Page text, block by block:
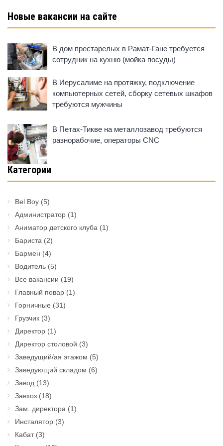
Новые вакансии на сайте
В дом престарелых в Рамат-Гане требуется
сотрудник на кухню (мойка посуды)
В Иерусалиме на протяжку, подключение
компьютерных сетей, сборку сетевых шкафов
требуются мужчины
В Петах-Тикве на металлозавод требуются
разнорабочие, операторы CNC
Категории
Bel Boy (5)
Администратор (1)
Аниматор детского клуба (1)
Бариста (2)
Бармен (4)
Водитель (5)
Все вакансии (19)
Главный повар (1)
Горничные (31)
Грузчик (3)
Директор (1)
Директор столовой (3)
Заведущий/ая этажом (5)
Заведующий складом (6)
Завод (13)
Завхоз (18)
Зам. директора (1)
Инсталятор (3)
Кабат(3)